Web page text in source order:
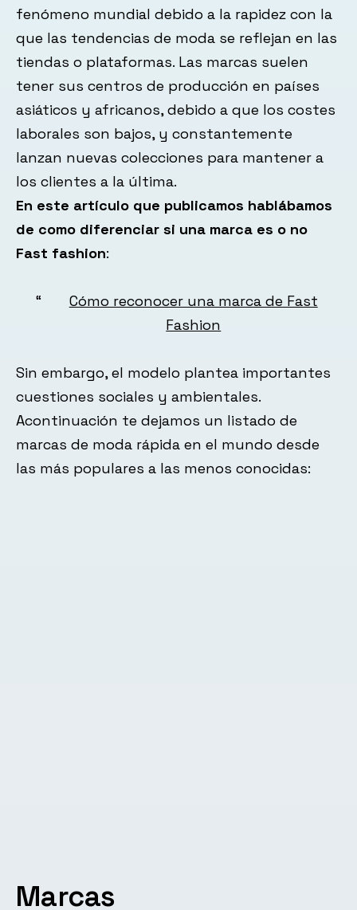
fenómeno mundial debido a la rapidez con la
que las tendencias de moda se reflejan en las
tiendas o plataformas. Las marcas suelen
tener sus centros de producción en países
asiáticos y africanos, debido a que los costes
laborales son bajos, y constantemente
lanzan nuevas colecciones para mantener a
los clientes a la última.
En este artículo que publicamos hablábamos
de como diferenciar si una marca es o no
Fast fashion:
Cómo reconocer una marca de Fast
Fashion
Sin embargo, el modelo plantea importantes
cuestiones sociales y ambientales.
Acontinuación te dejamos un listado de
marcas de moda rápida en el mundo desde
las más populares a las menos conocidas:
Marcas